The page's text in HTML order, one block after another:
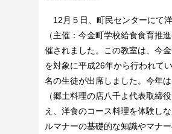
12月５日、町民センターにて
（主催：今金町学校給食食育推
催されました。この教室は、今
を対象に平成26年から行われて
名の生徒が出席しました。今年
（郷土料理の店八千よ代表取締
え、洋食のコース料理を体験し
ルマナーの基礎的な知識やマナ